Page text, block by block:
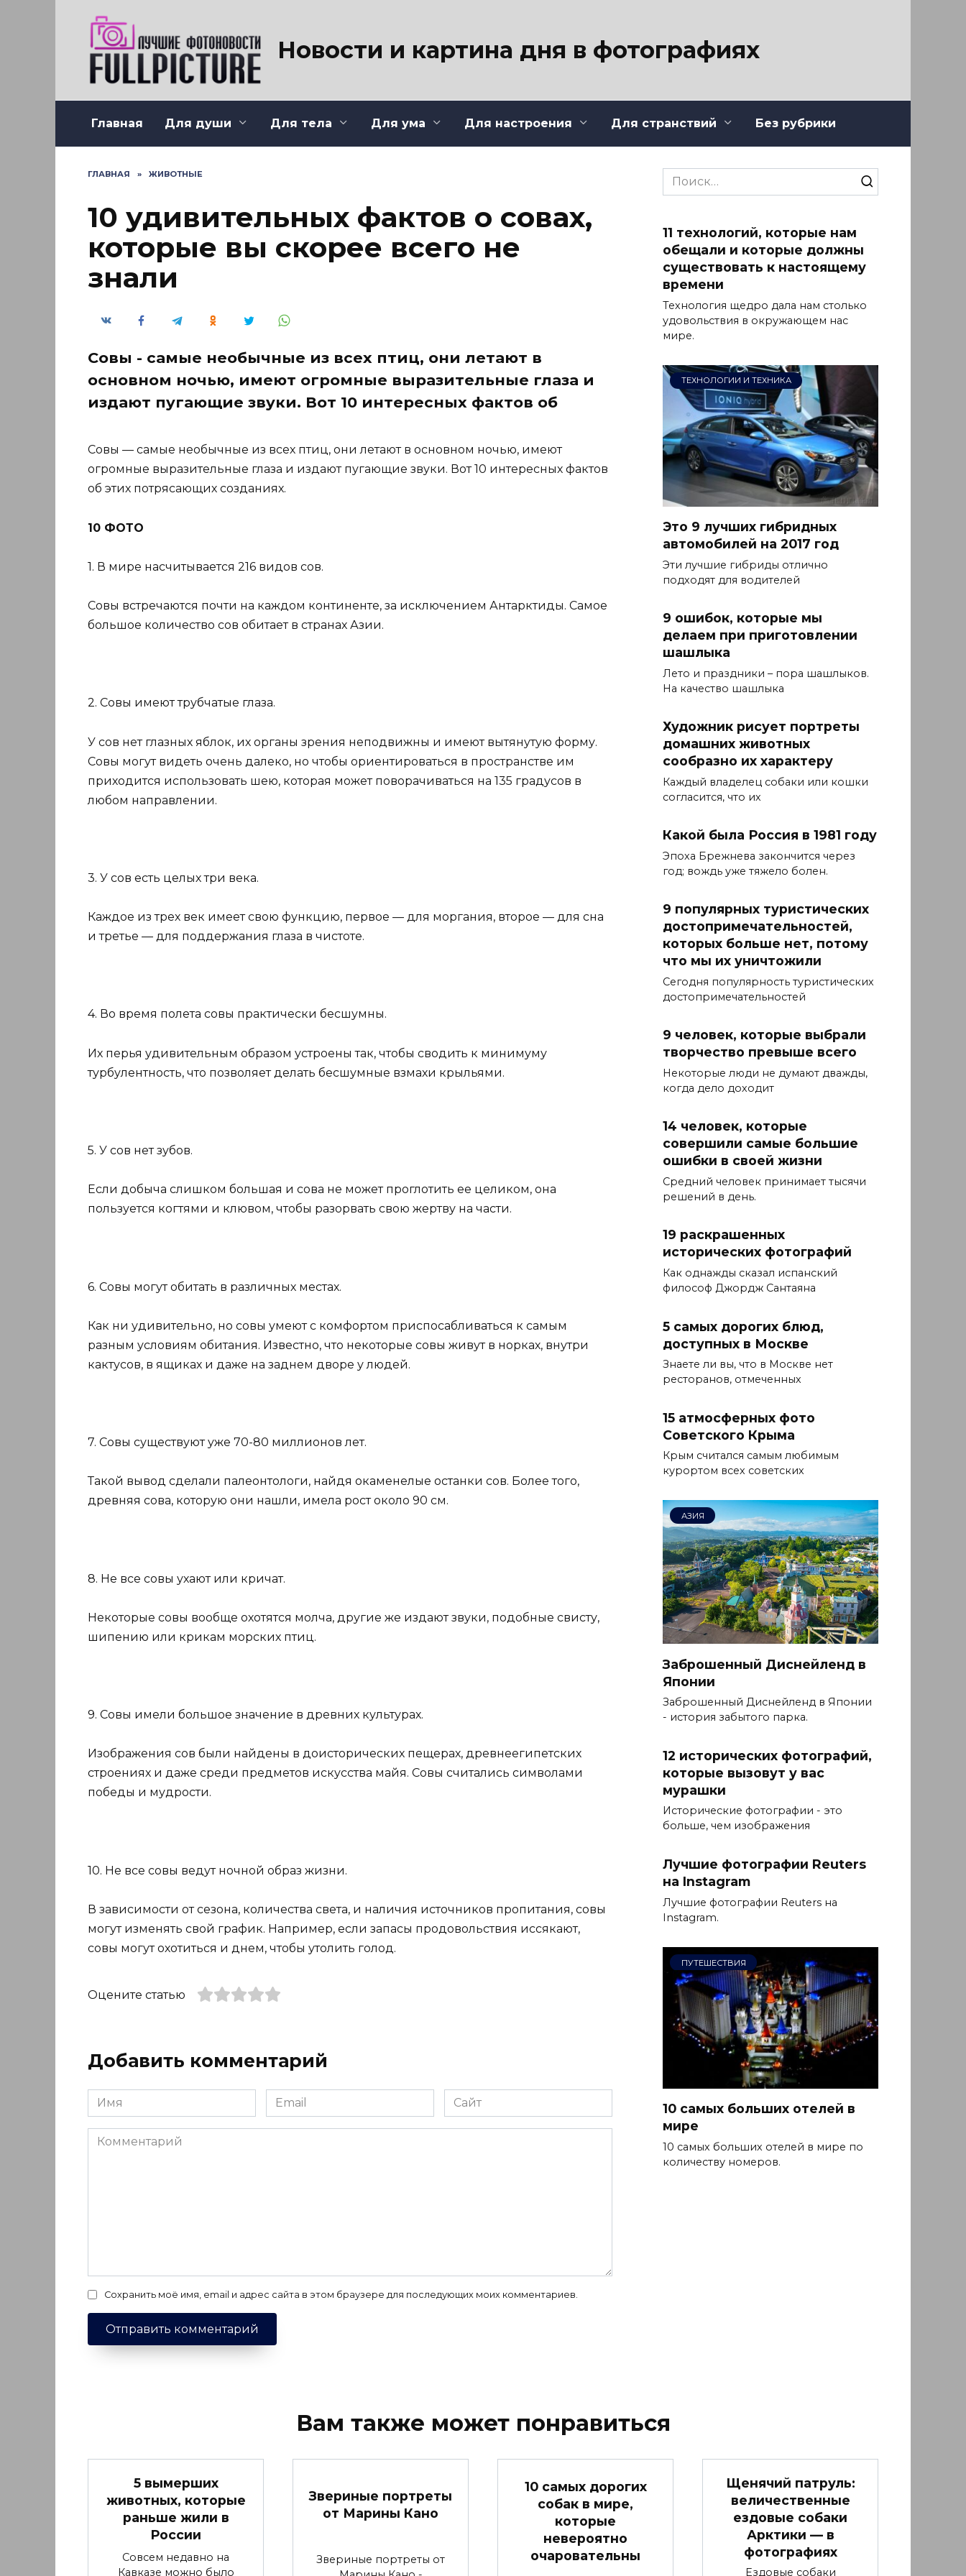
Новости и картина дня в фотографиях
Главная Для души Для тела Для ума Для настроения Для странствий Без рубрики
ГЛАВНАЯ » ЖИВОТНЫЕ
10 удивительных фактов о совах,
которые вы скорее всего не
знали
Совы - самые необычные из всех птиц, они летают в
основном ночью, имеют огромные выразительные глаза и
издают пугающие звуки. Вот 10 интересных фактов об
Совы — самые необычные из всех птиц, они летают в основном ночью, имеют
огромные выразительные глаза и издают пугающие звуки. Вот 10 интересных фактов
об этих потрясающих созданиях.
10 ФОТО
1. В мире насчитывается 216 видов сов.
Совы встречаются почти на каждом континенте, за исключением Антарктиды. Самое
большое количество сов обитает в странах Азии.
2. Совы имеют трубчатые глаза.
У сов нет глазных яблок, их органы зрения неподвижны и имеют вытянутую форму.
Совы могут видеть очень далеко, но чтобы ориентироваться в пространстве им
приходится использовать шею, которая может поворачиваться на 135 градусов в
любом направлении.
3. У сов есть целых три века.
Каждое из трех век имеет свою функцию, первое — для моргания, второе — для сна
и третье — для поддержания глаза в чистоте.
4. Во время полета совы практически бесшумны.
Их перья удивительным образом устроены так, чтобы сводить к минимуму
турбулентность, что позволяет делать бесшумные взмахи крыльями.
5. У сов нет зубов.
Если добыча слишком большая и сова не может проглотить ее целиком, она
пользуется когтями и клювом, чтобы разорвать свою жертву на части.
6. Совы могут обитать в различных местах.
Как ни удивительно, но совы умеют с комфортом приспосабливаться к самым
разным условиям обитания. Известно, что некоторые совы живут в норках, внутри
кактусов, в ящиках и даже на заднем дворе у людей.
7. Совы существуют уже 70-80 миллионов лет.
Такой вывод сделали палеонтологи, найдя окаменелые останки сов. Более того,
древняя сова, которую они нашли, имела рост около 90 см.
8. Не все совы ухают или кричат.
Некоторые совы вообще охотятся молча, другие же издают звуки, подобные свисту,
шипению или крикам морских птиц.
9. Совы имели большое значение в древних культурах.
Изображения сов были найдены в доисторических пещерах, древнеегипетских
строениях и даже среди предметов искусства майя. Совы считались символами
победы и мудрости.
10. Не все совы ведут ночной образ жизни.
В зависимости от сезона, количества света, и наличия источников пропитания, совы
могут изменять свой график. Например, если запасы продовольствия иссякают,
совы могут охотиться и днем, чтобы утолить голод.
Оцените статью
Добавить комментарий
Имя
*
Email
*
Сайт
Комментарий
Сохранить моё имя, email и адрес сайта в этом браузере для последующих моих комментариев.
Search
for:
11 технологий, которые нам
обещали и которые должны
существовать к настоящему
времени
Технология щедро дала нам столько
удовольствия в окружающем нас
мире.
ТЕХНОЛОГИИ И ТЕХНИКА
Это 9 лучших гибридных
автомобилей на 2017 год
Эти лучшие гибриды отлично
подходят для водителей
9 ошибок, которые мы
делаем при приготовлении
шашлыка
Лето и праздники – пора шашлыков.
На качество шашлыка
Художник рисует портреты
домашних животных
сообразно их характеру
Каждый владелец собаки или кошки
согласится, что их
Какой была Россия в 1981 году
Эпоха Брежнева закончится через
год; вождь уже тяжело болен.
9 популярных туристических
достопримечательностей,
которых больше нет, потому
что мы их уничтожили
Сегодня популярность туристических
достопримечательностей
9 человек, которые выбрали
творчество превыше всего
Некоторые люди не думают дважды,
когда дело доходит
14 человек, которые
совершили самые большие
ошибки в своей жизни
Средний человек принимает тысячи
решений в день.
19 раскрашенных
исторических фотографий
Как однажды сказал испанский
философ Джордж Сантаяна
5 самых дорогих блюд,
доступных в Москве
Знаете ли вы, что в Москве нет
ресторанов, отмеченных
15 атмосферных фото
Советского Крыма
Крым считался самым любимым
курортом всех советских
АЗИЯ
Заброшенный Диснейленд в
Японии
Заброшенный Диснейленд в Японии
- история забытого парка.
12 исторических фотографий,
которые вызовут у вас
мурашки
Исторические фотографии - это
больше, чем изображения
Лучшие фотографии Reuters
на Instagram
Лучшие фотографии Reuters на
Instagram.
ПУТЕШЕСТВИЯ
10 самых больших отелей в
мире
10 самых больших отелей в мире по
количеству номеров.
Вам также может понравиться
5 вымерших
животных, которые
раньше жили в
России
Совсем недавно на
Кавказе можно было
Звериные портреты
от Марины Кано
Звериные портреты от
10 самых дорогих
собак в мире,
которые
невероятно
очаровательны
Щенячий патруль:
величественные
ездовые собаки
Арктики — в
фотографиях
Ездовые собаки